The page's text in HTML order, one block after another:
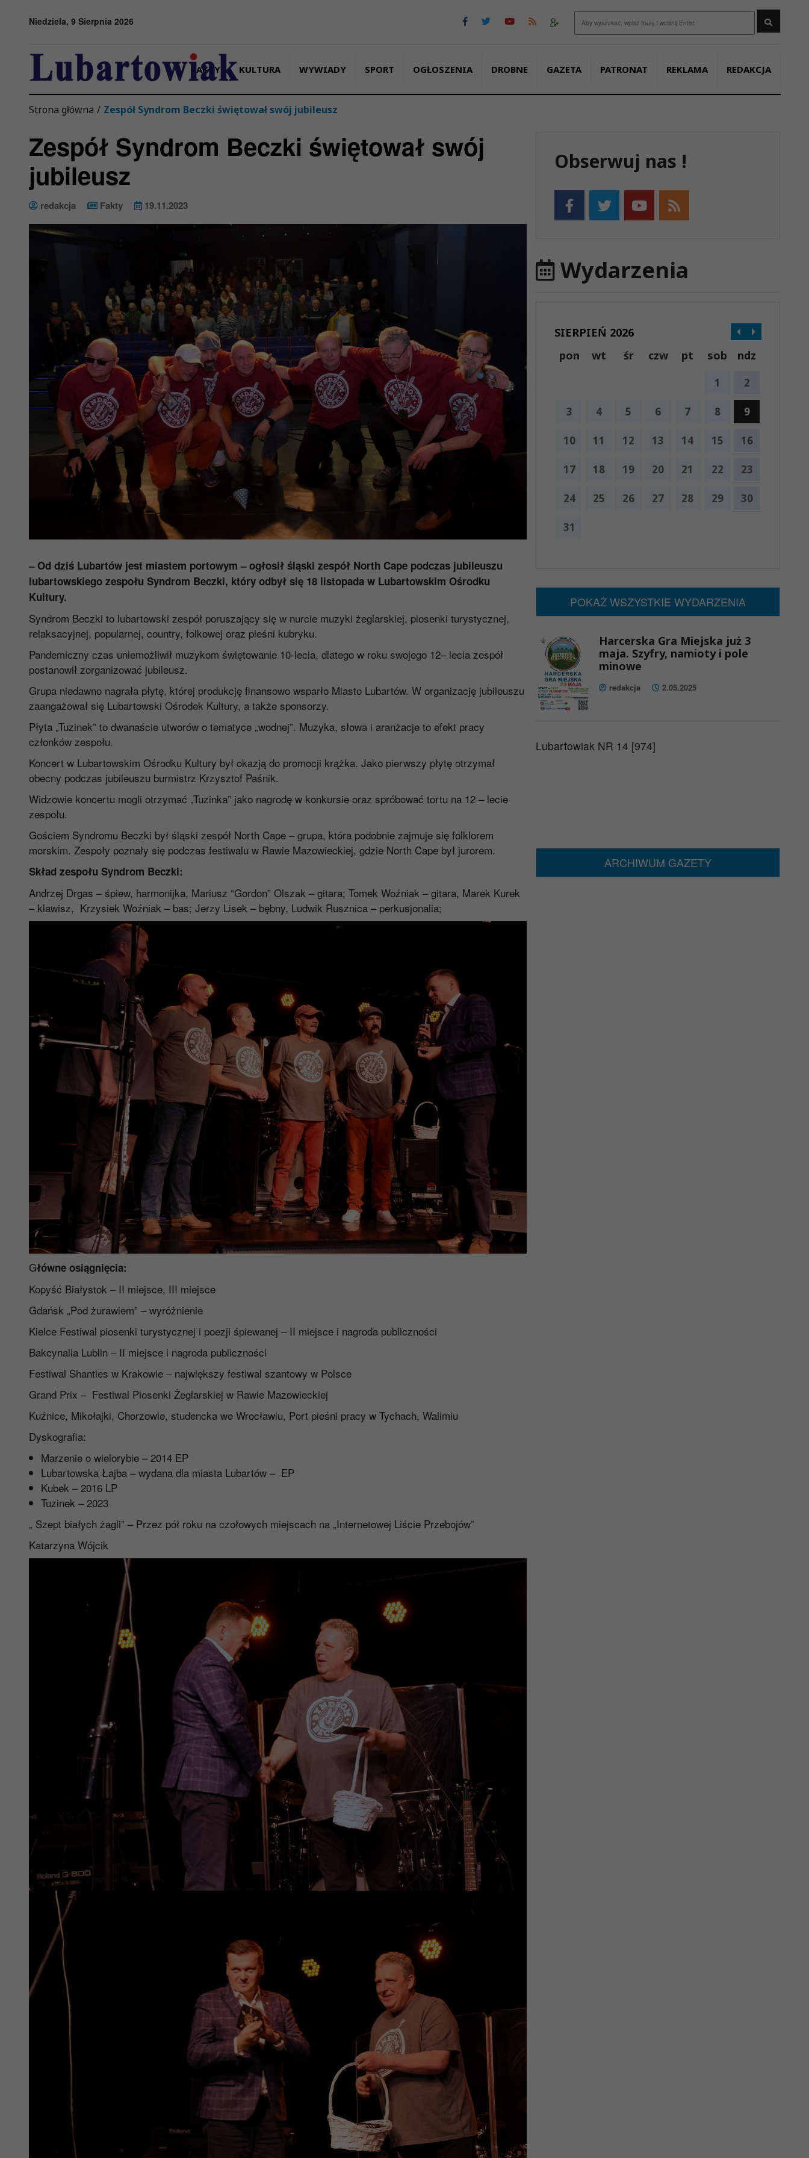
Niedziela, 9 Sierpnia 2026
FAKTY KULTURA WYWIADY SPORT OGŁOSZENIA DROBNE GAZETA PATRONAT REKLAMA REDAKCJA
Strona główna / Zespół Syndrom Beczki świętował swój jubileusz
Zespół Syndrom Beczki świętował swój
jubileusz
redakcja Fakty 19.11.2023
– Od dziś Lubartów jest miastem portowym – ogłosił śląski zespół North Cape podczas jubileuszu
lubartowskiego zespołu Syndrom Beczki, który odbył się 18 listopada w Lubartowskim Ośrodku
Kultury.
Syndrom Beczki to lubartowski zespół poruszający się w nurcie muzyki żeglarskiej, piosenki turystycznej,
relaksacyjnej, popularnej, country, folkowej oraz pieśni kubryku.
Pandemiczny czas uniemożliwił muzykom świętowanie 10-lecia, dlatego w roku swojego 12– lecia zespół
postanowił zorganizować jubileusz.
Grupa niedawno nagrała płytę, której produkcję finansowo wsparło Miasto Lubartów. W organizację jubileuszu
zaangażował się Lubartowski Ośrodek Kultury, a także sponsorzy.
Płyta „Tuzinek” to dwanaście utworów o tematyce „wodnej”. Muzyka, słowa i aranżacje to efekt pracy
członków zespołu.
Koncert w Lubartowskim Ośrodku Kultury był okazją do promocji krążka. Jako pierwszy płytę otrzymał
obecny podczas jubileuszu burmistrz Krzysztof Paśnik.
Widzowie koncertu mogli otrzymać „Tuzinka” jako nagrodę w konkursie oraz spróbować tortu na 12 – lecie
zespołu.
Gościem Syndromu Beczki był śląski zespół North Cape – grupa, która podobnie zajmuje się folklorem
morskim. Zespoły poznały się podczas festiwalu w Rawie Mazowieckiej, gdzie North Cape był jurorem.
Skład zespołu Syndrom Beczki:
Andrzej Drgas – śpiew, harmonijka, Mariusz “Gordon” Olszak – gitara; Tomek Woźniak – gitara, Marek Kurek
– klawisz, Krzysiek Woźniak – bas; Jerzy Lisek – bębny, Ludwik Rusznica – perkusjonalia;
Główne osiągnięcia:
Kopyść Białystok – II miejsce, III miejsce
Gdańsk „Pod żurawiem” – wyróżnienie
Kielce Festiwal piosenki turystycznej i poezji śpiewanej – II miejsce i nagroda publiczności
Bakcynalia Lublin – II miejsce i nagroda publiczności
Festiwal Shanties w Krakowie – największy festiwal szantowy w Polsce
Grand Prix – Festiwal Piosenki Żeglarskiej w Rawie Mazowieckiej
Kuźnice, Mikołajki, Chorzowie, studencka we Wrocławiu, Port pieśni pracy w Tychach, Walimiu
Dyskografia:
Marzenie o wielorybie – 2014 EP
Lubartowska Łajba – wydana dla miasta Lubartów – EP
Kubek – 2016 LP
Tuzinek – 2023
„ Szept białych żagli” – Przez pół roku na czołowych miejscach na „Internetowej Liście Przebojów”
Katarzyna Wójcik
Obserwuj nas !
Wydarzenia
SIERPIEŃ 2026
pon
wt śr czw pt sob ndz
1 2
3 4 5 6 7 8 9
10 11 12 13 14 15 16
17 18 19 20 21 22 23
24 25 26 27 28 29 30
31
POKAŻ WSZYSTKIE WYDARZENIA
Harcerska Gra Miejska już 3
maja. Szyfry, namioty i pole
minowe
redakcja 2.05.2025
Lubartowiak NR 14 [974]
ARCHIWUM GAZETY